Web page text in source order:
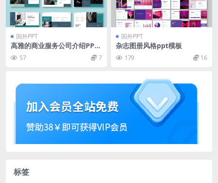
国外PPT
高雅的商业服务公司介绍PPT
模板
57 7
国外PPT
杂志图册风格ppt模板
179 16
标签